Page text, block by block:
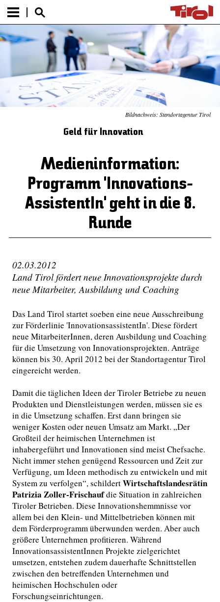
Bildnachweis: Standortagentur Tirol
Geld für Innovation
Medieninformation:
Programm 'Innovations-
AssistentIn' geht in die 8.
Runde
02.03.2012
Land Tirol fördert neue Innovationsprojekte durch
neue Mitarbeiter, Ausbildung und Coaching
Das Land Tirol startet soeben eine neue Ausschreibung
zur Förderlinie 'InnovationsassistentIn'. Diese fördert
neue MitarbeiterInnen, deren Ausbildung und Coaching
für die Umsetzung von Innovationsprojekten. Anträge
können bis 30. April 2012 bei der Standortagentur Tirol
eingereicht werden.
Damit die täglichen Ideen der Tiroler Betriebe zu neuen
Produkten und Dienstleistungen werden, müssen sie es
in die Umsetzung schaffen. Erst dann bringen sie
weniger Kosten oder neuen Umsatz am Markt. „Der
Großteil der heimischen Unternehmen ist
inhabergeführt und Innovationen sind meist Chefsache.
Nicht immer stehen genügend Ressourcen und Zeit zur
Verfügung, um Ideen methodisch zu entwickeln und mit
System zu verfolgen“, schildertWirtschaftslandesrätin
Patrizia Zoller-Frischaufdie Situation in zahlreichen
Tiroler Betrieben. Diese Innovationshemmnisse vor
allem bei den Klein- und Mittelbetrieben können mit
dem Förderprogramm überwunden werden. Aber auch
größere Unternehmen profitieren. Während
InnovationsassistentInnen Projekte zielgerichtet
umsetzen, entstehen zudem dauerhafte Schnittstellen
zwischen den betreffenden Unternehmen und
heimischen Hochschulen oder
Forschungseinrichtungen.